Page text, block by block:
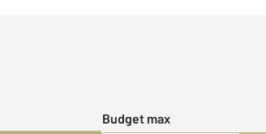
Budget max